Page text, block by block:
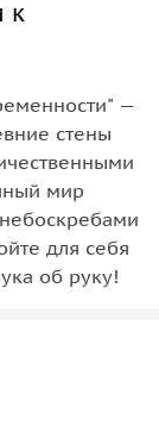
к
—
стены
мир
для себя
об руку!